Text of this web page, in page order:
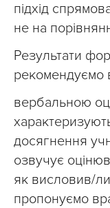
підхід
не на
Результати
рекомендуємо
вербальною
досягнення
озвучує
як висловив/
пропонуємо